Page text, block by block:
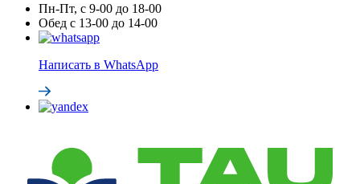
Пн-Пт, с 9-00 до 18-00
Обед с 13-00 до 14-00
Написать в WhatsApp